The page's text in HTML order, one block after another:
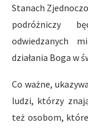
Stanach
podróżniczy
odwiedzanych
działania Boga w
Co ważne,
ludzi, którzy
też osobom,